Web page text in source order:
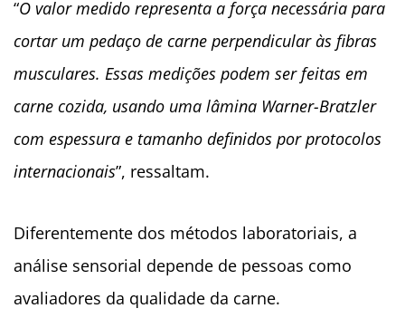
“O valor medido representa a força necessária para
cortar um pedaço de carne perpendicular às fibras
musculares. Essas medições podem ser feitas em
carne cozida, usando uma lâmina Warner-Bratzler
com espessura e tamanho definidos por protocolos
internacionais”, ressaltam.
Diferentemente dos métodos laboratoriais, a
análise sensorial depende de pessoas como
avaliadores da qualidade da carne.